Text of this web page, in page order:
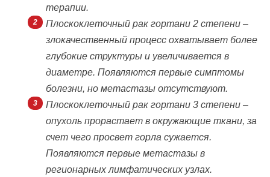
терапии.
Плоскоклеточный рак гортани 2 степени –
злокачественный процесс охватывает более
глубокие структуры и увеличивается в
диаметре. Появляются первые симптомы
болезни, но метастазы отсутствуют.
Плоскоклеточный рак гортани 3 степени –
опухоль прорастает в окружающие ткани, за
счет чего просвет горла сужается.
Появляются первые метастазы в
регионарных лимфатических узлах.